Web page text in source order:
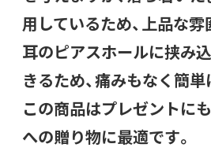
用しているため、上品な雰
耳のピアスホールに挟み
きるため、痛みもなく簡単
この商品はプレゼントに
への贈り物に最適です。